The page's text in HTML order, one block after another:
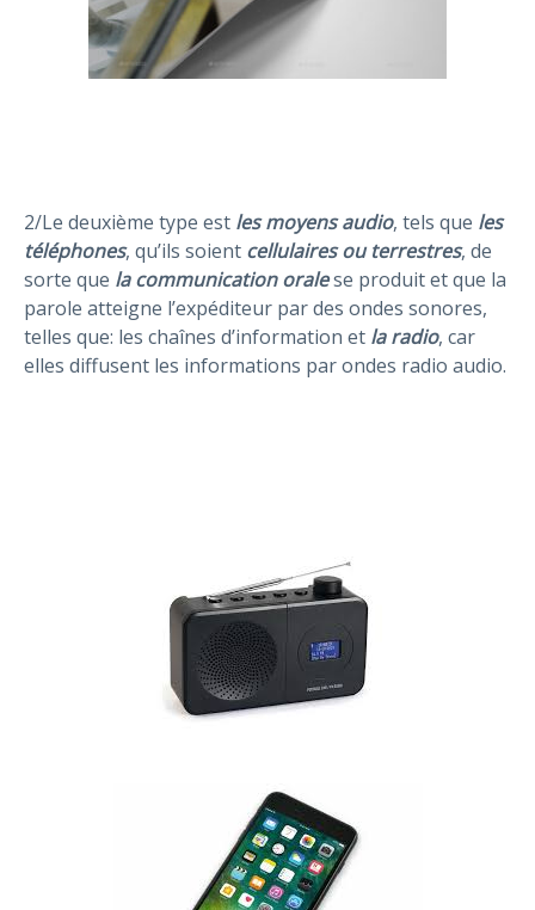
2/Le deuxième type est les moyens audio, tels que les
téléphones, qu’ils soient cellulaires ou terrestres, de
sorte que la communication oralese produit et que la
parole atteigne l’expéditeur par des ondes sonores,
telles que: les chaînes d’information et la radio, car
elles diffusent les informations par ondes radio audio.